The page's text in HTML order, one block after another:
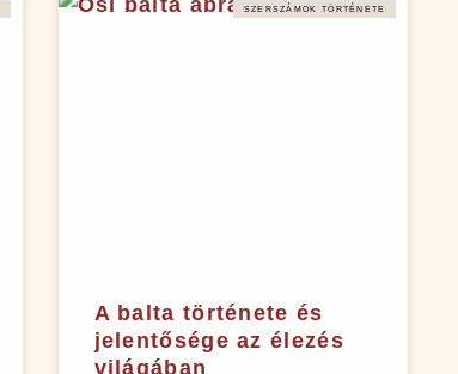
SZERSZÁMOK TÖRTÉNETE
A balta története és
jelentősége az élezés
világában